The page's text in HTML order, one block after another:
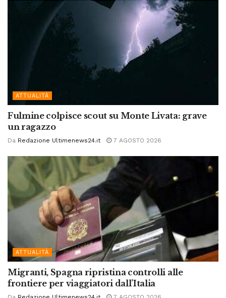
ATTUALITÀ
Fulmine colpisce scout su Monte Livata: grave
un ragazzo
Da Redazione Ultimenews24.it 7 AGOSTO 2026
ATTUALITÀ
Migranti, Spagna ripristina controlli alle
frontiere per viaggiatori dall’Italia